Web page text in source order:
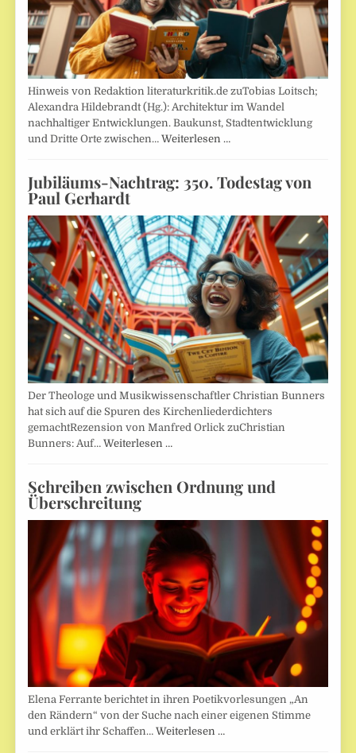
Hinweis von Redaktion literaturkritik.de zuTobias Loitsch;
Alexandra Hildebrandt (Hg.): Architektur im Wandel
nachhaltiger Entwicklungen. Baukunst, Stadtentwicklung
und Dritte Orte zwischen…Weiterlesen …
Jubiläums-Nachtrag: 350. Todestag von
Paul Gerhardt
Der Theologe und Musikwissenschaftler Christian Bunners
hat sich auf die Spuren des Kirchenliederdichters
gemachtRezension von Manfred Orlick zuChristian
Bunners: Auf…Weiterlesen …
Schreiben zwischen Ordnung und
Überschreitung
Elena Ferrante berichtet in ihren Poetikvorlesungen „An
den Rändern“ von der Suche nach einer eigenen Stimme
und erklärt ihr Schaffen…Weiterlesen …